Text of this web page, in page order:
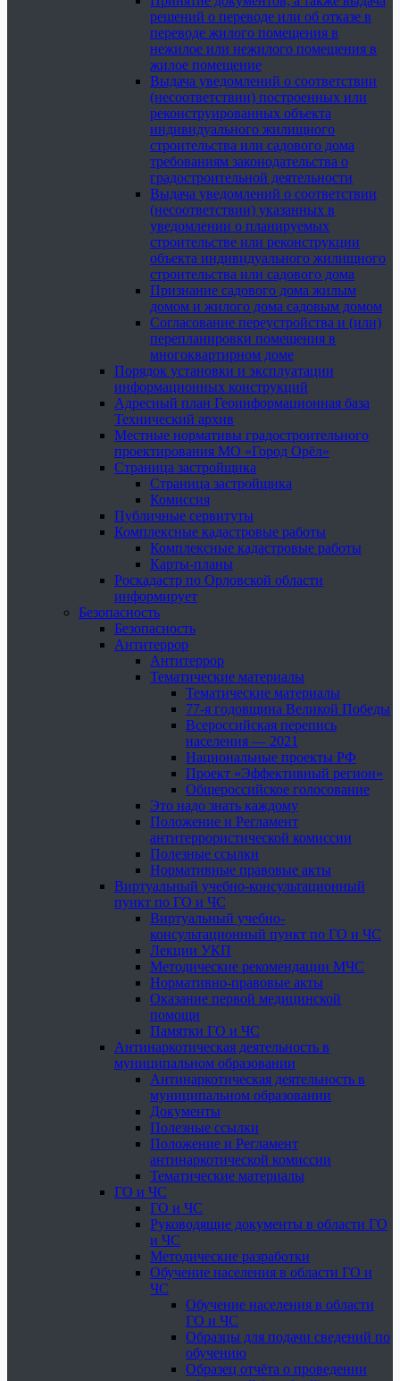
решений о переводе или об отказе в
переводе жилого помещения в
нежилое или нежилого помещения в
жилое помещение
Выдача уведомлений о соответствии
(несоответствии) построенных или
реконструированных объекта
индивидуального жилищного
строительства или садового дома
требованиям законодательства о
градостроительной деятельности
Выдача уведомлений о соответствии
(несоответствии) указанных в
уведомлении о планируемых
строительстве или реконструкции
объекта индивидуального жилищного
строительства или садового дома
Признание садового дома жилым
домом и жилого дома садовым домом
Согласование переустройства и (или)
перепланировки помещения в
многоквартирном доме
Порядок установки и эксплуатации
информационных конструкций
Адресный план Геоинформационная база
Технический архив
Местные нормативы градостроительного
проектирования МО «Город Орёл»
Страница застройщика
Страница застройщика
Комиссия
Публичные сервитуты
Комплексные кадастровые работы
Комплексные кадастровые работы
Карты-планы
Роскадастр по Орловской области
информирует
Безопасность
Безопасность
Антитеррор
Антитеррор
Тематические материалы
Тематические материалы
77-я годовщина Великой Победы
Всероссийская перепись
населения — 2021
Национальные проекты РФ
Проект «Эффективный регион»
Общероссийское голосование
Это надо знать каждому
Положение и Регламент
антитеррористической комиссии
Полезные ссылки
Нормативные правовые акты
Виртуальный учебно-консультационный
пункт по ГО и ЧС
Виртуальный учебно-
консультационный пункт по ГО и ЧС
Лекции УКП
Методические рекомендации МЧС
Нормативно-правовые акты
Оказание первой медицинской
помощи
Памятки ГО и ЧС
Антинаркотическая деятельность в
муниципальном образовании
Антинаркотическая деятельность в
муниципальном образовании
Документы
Полезные ссылки
Положение и Регламент
антинаркотической комиссии
Тематические материалы
ГО и ЧС
ГО и ЧС
Руководящие документы в области ГО
и ЧС
Методические разработки
Обучение населения в области ГО и
ЧС
Обучение населения в области
ГО и ЧС
Образцы для подачи сведений по
обучению
Образец отчёта о проведении